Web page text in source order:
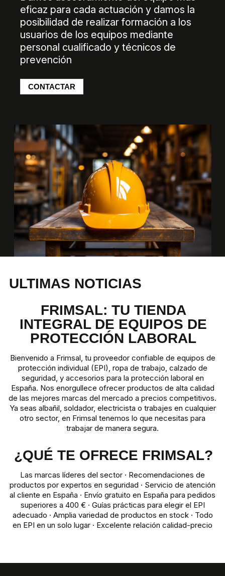
eficaz para cada actuación y damos la
posibilidad de realizar formación a los
usuarios de los equipos mediante
personal cualificado y técnicos de
prevención
CONTACTAR
ULTIMAS NOTICIAS
FRIMSAL: TU TIENDA
INTEGRAL DE EQUIPOS DE
PROTECCIÓN LABORAL
Bienvenido a Frimsal, tu proveedor confiable de equipos de
protección individual (EPI), ropa de trabajo, calzado de
seguridad, y accesorios para la protección laboral en
España. Nos enorgullece ofrecer productos de alta calidad
de las mejores marcas del mercado a precios competitivos.
Ya seas albañil, soldador, electricista o trabajes en cualquier
otro sector, en Frimsal tenemos lo que necesitas para
trabajar de manera segura.
¿QUÉ TE OFRECE FRIMSAL?
Las marcas líderes del sector · Recomendaciones de
productos por expertos en seguridad · Servicio de atención
al cliente en España · Envío gratuito en España para pedidos
superiores a 400 € · Guías prácticas para elegir el EPI
adecuado · Amplia variedad de productos en stock · Todo
en EPI en un solo lugar · Excelente relación calidad-precio